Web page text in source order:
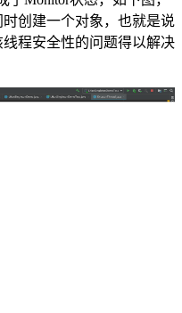
创建一个对象，也就是说
程安全性的问题得以解决